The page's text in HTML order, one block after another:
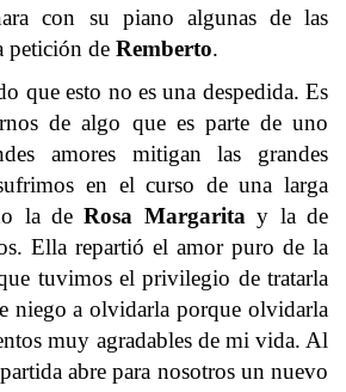
con su piano algunas de las
petición de Remberto.
que esto no es una despedida. Es
de algo que es parte de uno
amores mitigan las grandes
en el curso de una larga
la deRosa Margarita y la de
Ella repartió el amor puro de la
tuvimos el privilegio de tratarla
niego a olvidarla porque olvidarla
muy agradables de mi vida. Al
abre para nosotros un nuevo